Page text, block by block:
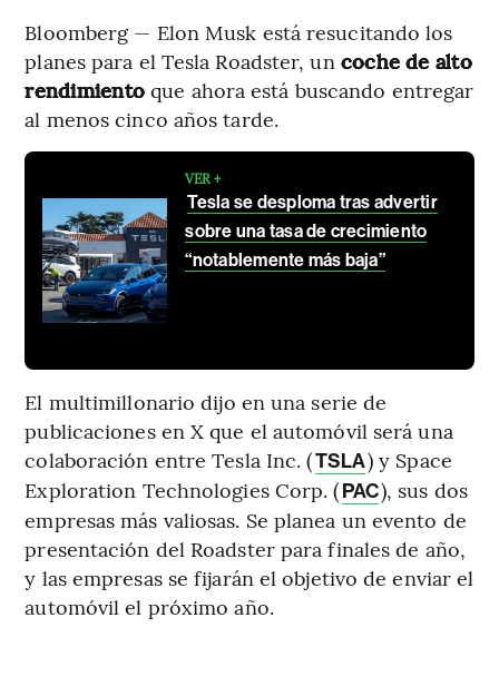
Bloomberg — Elon Musk está resucitando los
planes para el Tesla Roadster, un coche de alto
rendimiento que ahora está buscando entregar
al menos cinco años tarde.
VER +
Tesla se desploma tras advertir
sobre una tasa de crecimiento
“notablemente más baja”
El multimillonario dijo en una serie de
publicaciones en X que el automóvil será una
colaboración entre Tesla Inc. (TSLA) y Space
Exploration Technologies Corp. (PAC), sus dos
empresas más valiosas. Se planea un evento de
presentación del Roadster para finales de año,
y las empresas se fijarán el objetivo de enviar el
automóvil el próximo año.